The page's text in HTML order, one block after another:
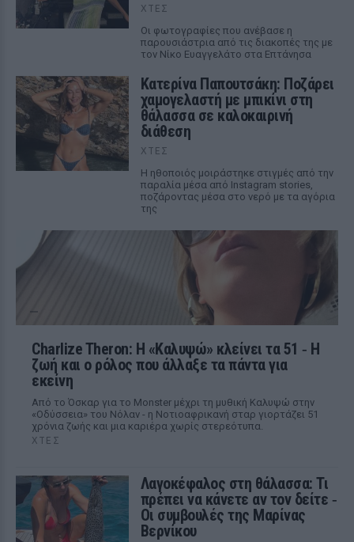
ΧΤΕΣ
Οι φωτογραφίες που ανέβασε η
παρουσιάστρια από τις διακοπές της με
τον Νίκο Ευαγγελάτο στα Επτάνησα
Κατερίνα Παπουτσάκη: Ποζάρει
χαμογελαστή με μπικίνι στη
θάλασσα σε καλοκαιρινή
διάθεση
ΧΤΕΣ
Η ηθοποιός μοιράστηκε στιγμές από την
παραλία μέσα από Instagram stories,
ποζάροντας μέσα στο νερό με τα αγόρια
της
Charlize Theron: Η «Καλυψώ» κλείνει τα 51 ‑ H
ζωή και ο ρόλος που άλλαξε τα πάντα για
εκείνη
Από το Όσκαρ για το Monster μέχρι τη μυθική Καλυψώ στην
«Οδύσσεια» του Νόλαν - η Νοτιοαφρικανή σταρ γιορτάζει 51
χρόνια ζωής και μια καριέρα χωρίς στερεότυπα.
ΧΤΕΣ
Λαγοκέφαλος στη θάλασσα: Τι
πρέπει να κάνετε αν τον δείτε ‑
Οι συμβουλές της Μαρίνας
Βερνίκου